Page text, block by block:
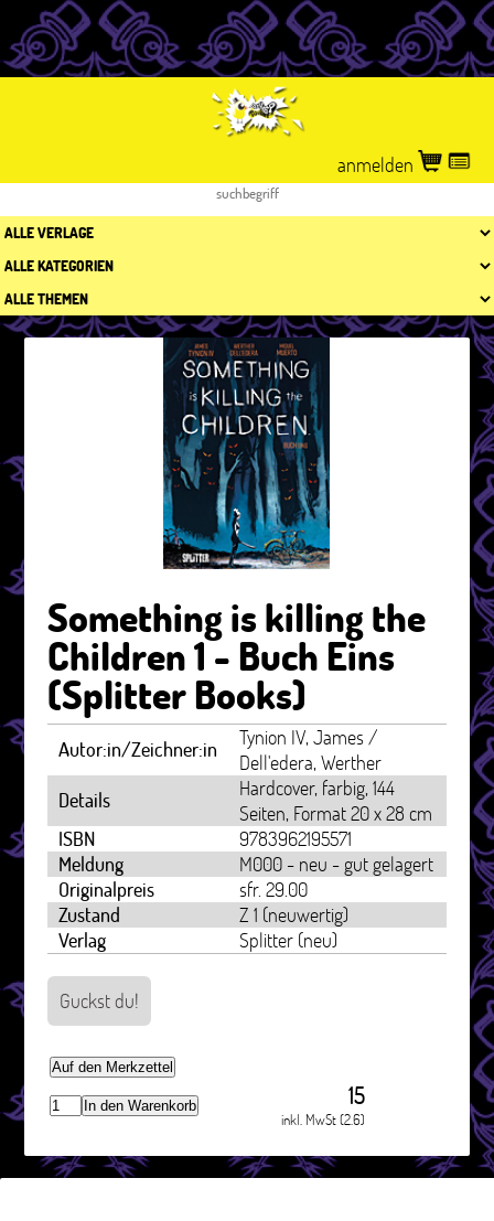
anmelden
Something is killing the
Children 1 - Buch Eins
(Splitter Books)
Autor:in/Zeichner:in
Tynion IV, James /
Dell'edera, Werther
Details
Hardcover, farbig, 144
Seiten, Format 20 x 28 cm
ISBN
9783962195571
Meldung
M000 - neu - gut gelagert
Originalpreis
sfr. 29.00
Zustand
Z 1 (neuwertig)
Verlag
Splitter (neu)
Guckst du!
Auf den Merkzettel
In den Warenkorb 15
inkl. MwSt (2.6)